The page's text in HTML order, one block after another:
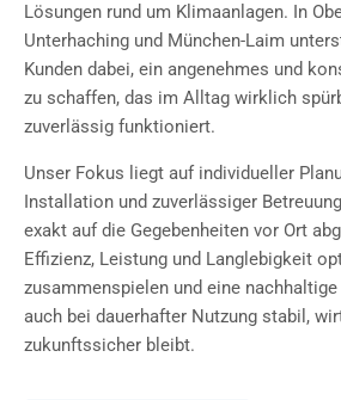
Lösungen rund um Klimaanlagen. In
Unterhaching und München-Laim
Kunden dabei, ein angenehmes und
zu schaffen, das im Alltag wirklich
zuverlässig funktioniert.
Unser Fokus liegt auf individueller
Installation und zuverlässiger
exakt auf die Gegebenheiten vor Ort
Effizienz, Leistung und Langlebigkeit
zusammenspielen und eine
auch bei dauerhafter Nutzung stabil,
zukunftssicher bleibt.